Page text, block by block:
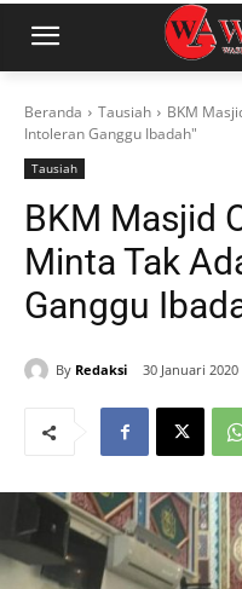
Beranda Tausiah
BKM
Intoleran Ganggu Ibadah"
Tausiah
BKM Masjid
Minta Tak
Ganggu
By Redaksi 30 Januari 2020